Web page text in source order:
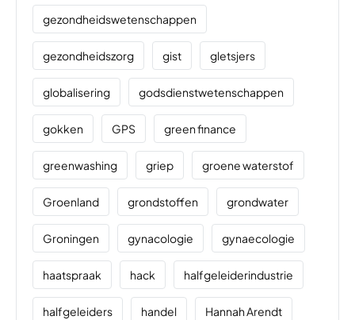
gezondheidswetenschappen
gezondheidszorg gist gletsjers
globalisering godsdienstwetenschappen
gokken GPS green finance
greenwashing griep groene waterstof
Groenland grondstoffen grondwater
Groningen gynacologie gynaecologie
haatspraak hack halfgeleiderindustrie
halfgeleiders handel Hannah Arendt